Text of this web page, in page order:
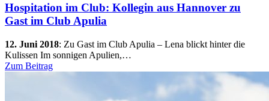
Hospitation im Club: Kollegin aus Hannover zu
Gast im Club Apulia
12. Juni 2018: Zu Gast im Club Apulia – Lena blickt hinter die
Kulissen Im sonnigen Apulien,…
Zum Beitrag